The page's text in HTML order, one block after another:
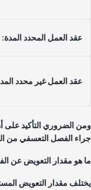
عقد العمل المحدد المدة:
عقد العمل غير محدد المدة:
الضروري التأكيد على أن
الفصل التعسفي من
هو مقدار التعويض عن
مقدار التعويض